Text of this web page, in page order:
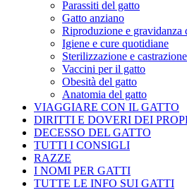
Parassiti del gatto
Gatto anziano
Riproduzione e gravidanza
Igiene e cure quotidiane
Sterilizzazione e
Vaccini per il gatto
Obesità del gatto
Anatomia del gatto
VIAGGIARE CON IL GATTO
DIRITTI E DOVERI DEI
DECESSO DEL GATTO
TUTTI I CONSIGLI
RAZZE
I NOMI PER GATTI
TUTTE LE INFO SUI GATTI